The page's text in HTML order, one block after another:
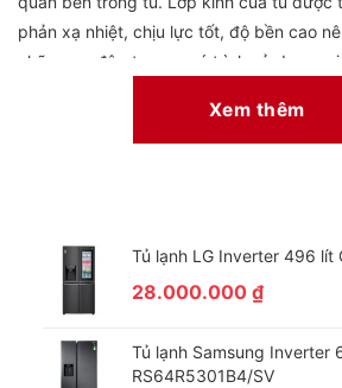
phản xạ nhiệt, chịu lực tốt, độ bền cao
những va đập trong quá trình sử dụng,
Xem thêm
Tủ lạnh LG Inverter 496 lít
28.000.000 ₫
Tủ lạnh Samsung Inverter
RS64R5301B4/SV